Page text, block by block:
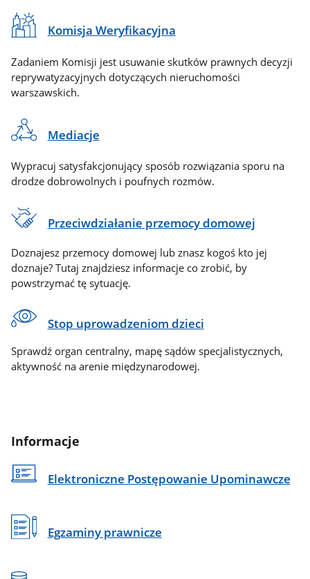
Komisja Weryfikacyjna
Zadaniem Komisji jest usuwanie skutków prawnych decyzji
reprywatyzacyjnych dotyczących nieruchomości
warszawskich.
Mediacje
Wypracuj satysfakcjonujący sposób rozwiązania sporu na
drodze dobrowolnych i poufnych rozmów.
Przeciwdziałanie przemocy domowej
Doznajesz przemocy domowej lub znasz kogoś kto jej
doznaje? Tutaj znajdziesz informacje co zrobić, by
powstrzymać tę sytuację.
Stop uprowadzeniom dzieci
Sprawdź organ centralny, mapę sądów specjalistycznych,
aktywność na arenie międzynarodowej.
Informacje
Elektroniczne Postępowanie Upominawcze
Egzaminy prawnicze